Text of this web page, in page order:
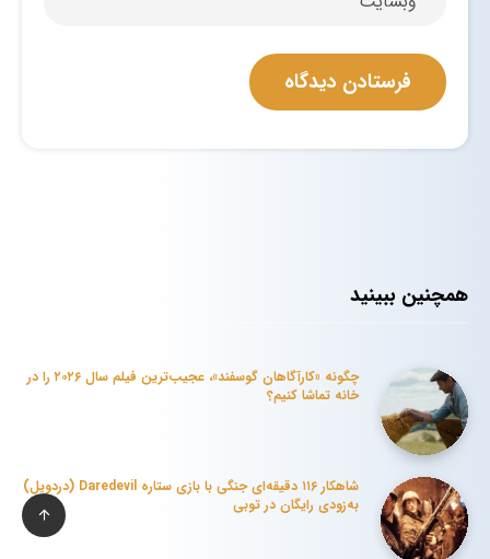
همچنین ببینید
چگونه «کارآگاهان گوسفند»، عجیب‌ترین فیلم سال ۲۰۲۶ را در
خانه تماشا کنیم؟
شاهکار ۱۱۶ دقیقه‌ای جنگی با بازی ستاره Daredevil (دردویل)
به‌زودی رایگان در توبی